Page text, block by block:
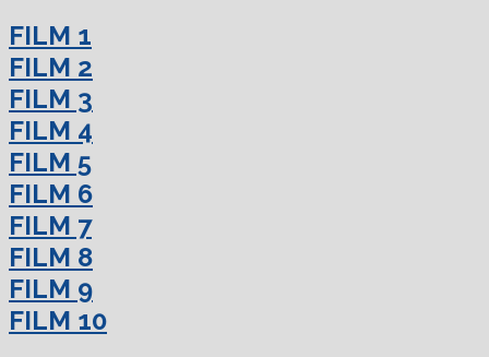
FILM 1
FILM 2
FILM 3
FILM 4
FILM 5
FILM 6
FILM 7
FILM 8
FILM 9
FILM 10